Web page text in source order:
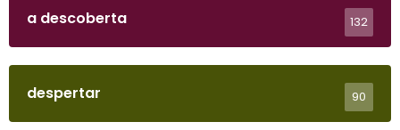
a descoberta 132
despertar 90